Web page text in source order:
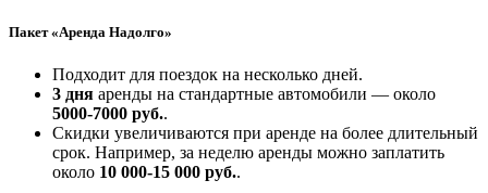
Пакет «Аренда Надолго»
Подходит для поездок на несколько дней.
3 дня аренды на стандартные автомобили — около
5000-7000 руб..
Скидки увеличиваются при аренде на более длительный
срок. Например, за неделю аренды можно заплатить
около 10 000-15 000 руб..